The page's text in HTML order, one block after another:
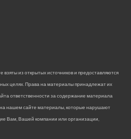
из открытых источников и предоставляются
целях. Права на материалы принадлежат их
ответственности за содержание материала
нашем сайте материалы, которые нарушают
Вам, Вашей компании или организации,